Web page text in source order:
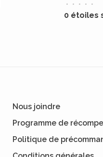
• • • • •
0 étoiles
Nous joindre
Programme de
Politique de